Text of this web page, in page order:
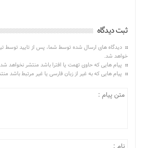
ثبت دیدگاه
دیدگاه های ارسال شده توسط شما، پس از تایید توسط
خواهد شد.
پیام هایی که حاوی تهمت یا افترا باشد منتشر نخواهد
پیام هایی که به غیر از زبان فارسی یا غیر مرتبط باشد